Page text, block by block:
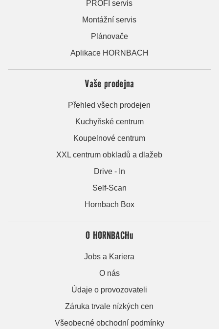
PROFI servis
Montážní servis
Plánovače
Aplikace HORNBACH
Vaše prodejna
Přehled všech prodejen
Kuchyňské centrum
Koupelnové centrum
XXL centrum obkladů a dlažeb
Drive - In
Self-Scan
Hornbach Box
O HORNBACHu
Jobs a Kariera
O nás
Údaje o provozovateli
Záruka trvale nízkých cen
Všeobecné obchodní podmínky